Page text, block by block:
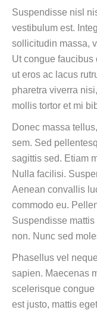
Suspendisse nisl
vestibulum est.
sollicitudin massa,
Ut congue faucibus
ut eros ac lacus
pharetra viverra
mollis tortor et mi
Donec massa
sem. Sed
sagittis sed. Etiam
Nulla facilisi.
Aenean convallis
commodo eu.
Suspendisse
non. Nunc sed
Phasellus vel
sapien. Maecenas
scelerisque
est justo, mattis